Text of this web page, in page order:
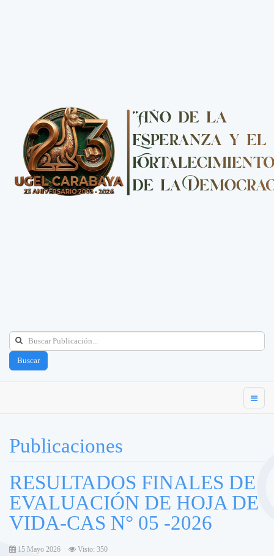
Buscar
Publicaciones
RESULTADOS FINALES DE
EVALUACIÓN DE HOJA DE
VIDA-CAS N° 05 -2026
15 Mayo 2026 Visto: 350